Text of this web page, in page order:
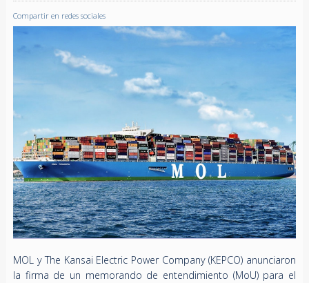
Compartir en redes sociales
MOL y The Kansai Electric Power Company (KEPCO) anunciaron
la firma de un memorando de entendimiento (MoU) para el